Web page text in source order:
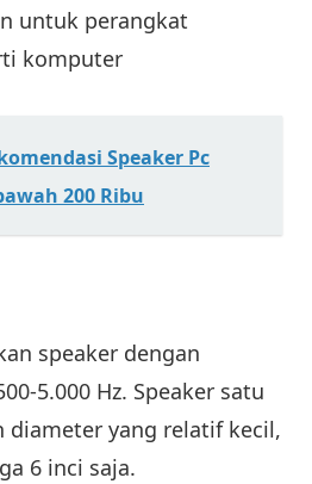
untuk perangkat
komputer
Speaker Pc
200 Ribu
speaker dengan
5.000 Hz. Speaker satu
yang relatif kecil,
6 inci saja.